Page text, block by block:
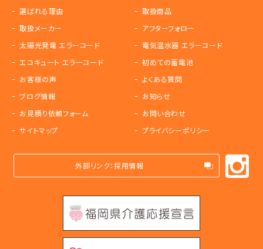
選ばれる理由
取扱商品
取扱メーカー
アフターフォロー
太陽光発電 エラーコード
電気温水器 エラーコード
エコキュート エラーコード
初めての蓄電池
お客様の声
よくある質問
ブログ情報
お知らせ
お見積り依頼フォーム
お問い合わせ
サイトマップ
プライバシーポリシー
外部リンク：採用情報